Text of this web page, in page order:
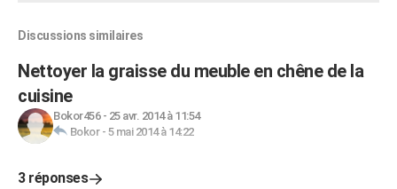
Discussions similaires
Nettoyer la graisse du meuble en chêne de la
cuisine
Bokor456- 25 avr. 2014 à 11:54
Bokor- 5 mai 2014 à 14:22
3 réponses